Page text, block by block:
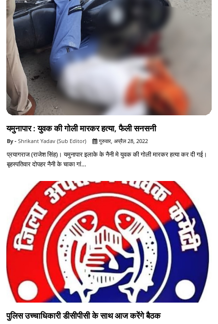
यमुनापार : युवक की गोली मारकर हत्या, फैली सनसनी
Shrikant Yadav (Sub Editor) गुरुवार, अप्रैल 28, 2022
प्रयागराज (राजेश सिंह)। यमुनापार इलाके के नैनी मे युवक की गोली मारकर हत्या कर दी गई।
बृहस्पतिवार दोपहर नैनी के चाका गां…
पुलिस उच्चाधिकारी डीसीपीसी के साथ आज करेंगे बैठक